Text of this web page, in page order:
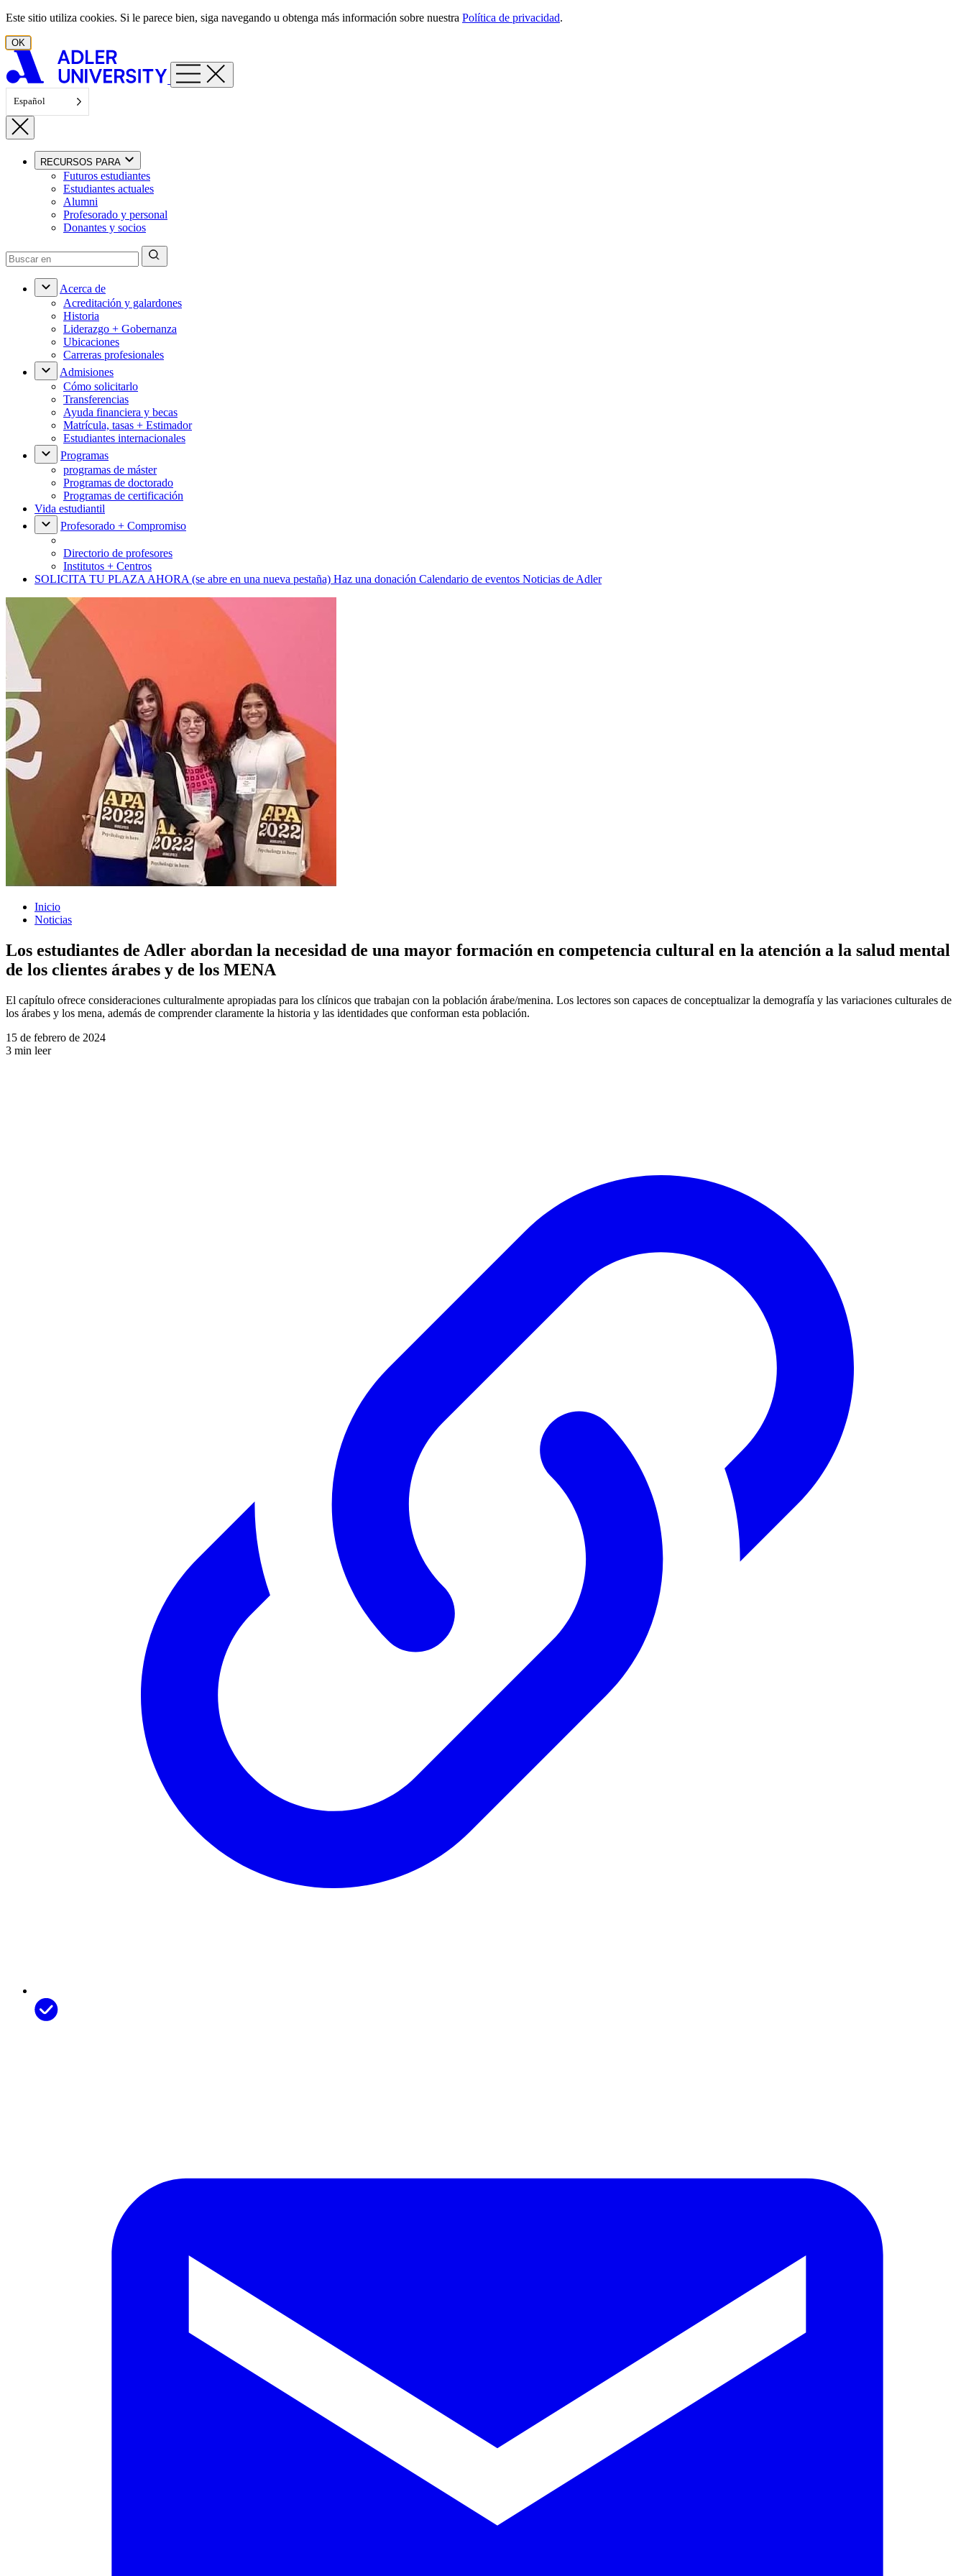
Ir al contenido
Este sitio utiliza cookies. Si le parece bien, siga navegando u obtenga más información sobre nuestra Política de privacidad.
OK
Español
RECURSOS PARA
Futuros estudiantes
Estudiantes actuales
Alumni
Profesorado y personal
Donantes y socios
Acerca de
Acreditación y galardones
Historia
Liderazgo + Gobernanza
Ubicaciones
Carreras profesionales
Admisiones
Cómo solicitarlo
Transferencias
Ayuda financiera y becas
Matrícula, tasas + Estimador
Estudiantes internacionales
Programas
programas de máster
Programas de doctorado
Programas de certificación
Vida estudiantil
Profesorado + Compromiso
Directorio de profesores
Institutos + Centros
SOLICITA TU PLAZA AHORA (se abre en una nueva pestaña) Haz una donación Calendario de eventos Noticias de Adler
Inicio
Noticias
Los estudiantes de Adler abordan la necesidad de una mayor formación en competencia cultural en la atención a la salud mental
de los clientes árabes y de los MENA
El capítulo ofrece consideraciones culturalmente apropiadas para los clínicos que trabajan con la población árabe/menina. Los lectores son capaces de conceptualizar la demografía y las variaciones culturales de
los árabes y los mena, además de comprender claramente la historia y las identidades que conforman esta población.
15 de febrero de 2024
3 min leer